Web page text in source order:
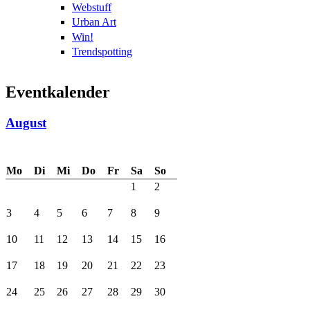
Webstuff
Urban Art
Win!
Trendspotting
Eventkalender
August
Mo Di Mi Do Fr Sa
So
1
2
3 4 5 6 7 8 9
10 11 12 13 14 15 16
17 18 19 20 21 22 23
24 25 26 27 28 29 30